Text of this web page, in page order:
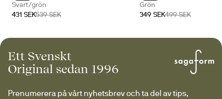
Svart/grön
431 SEK539 SEK
Grön
349 SEK499 SEK
Ett Svenskt
Original sedan 1996
Prenumerera på vårt nyhetsbrev och ta del av tips,